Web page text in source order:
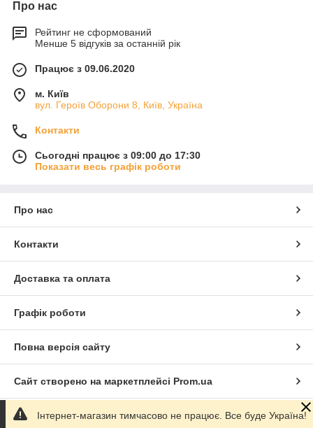
Про нас
Рейтинг не сформований
Менше 5 відгуків за останній рік
Працює з 09.06.2020
м. Київ
вул. Героїв Оборони 8, Київ, Україна
Контакти
Сьогодні працює з 09:00 до 17:30
Показати весь графік роботи
Про нас
Контакти
Доставка та оплата
Графік роботи
Повна версія сайту
Сайт створено на маркетплейсі Prom.ua
Політика конфіденційності
Інтернет-магазин тимчасово не працює. Все буде Україна!